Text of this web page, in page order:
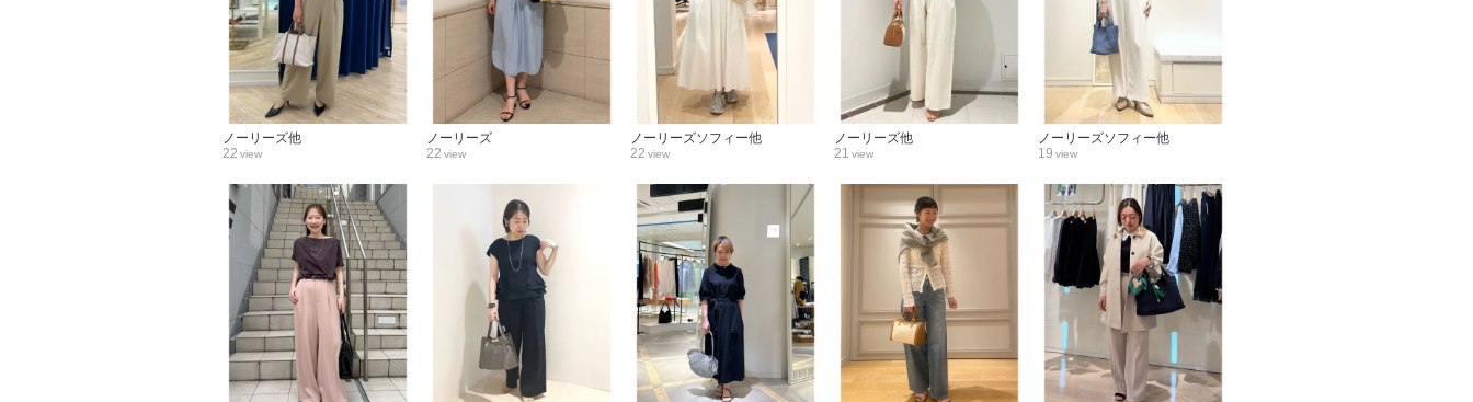
22 view
ノーリーズ他
22 view
ノーリーズ
22 view
ノーリーズソフィー他
21 view
ノーリーズ他
19 view
ノーリーズソフィー他